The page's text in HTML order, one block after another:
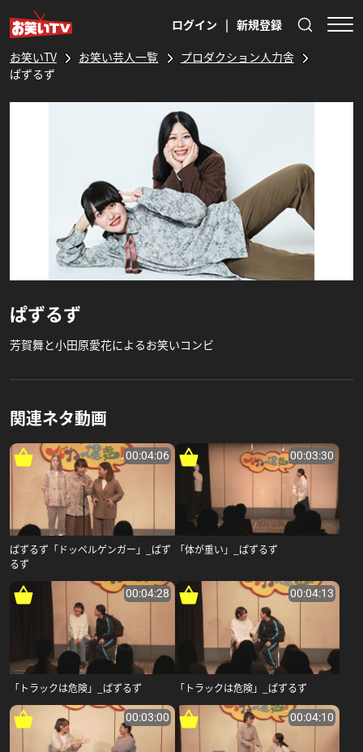
ログイン | 新規登録
お笑いTV お笑い芸人一覧
プロダクション人力舎
ぱずるず
ぱずるず
芳賀舞と小田原愛花によるお笑いコンビ
関連ネタ動画
00:04:06
ぱずるず「ドッペルゲンガー」_ぱず
るず
00:03:30
「体が重い」_ぱずるず
00:04:28
「トラックは危険」_ぱずるず
00:04:13
「トラックは危険」_ぱずるず
00:03:00 00:04:10